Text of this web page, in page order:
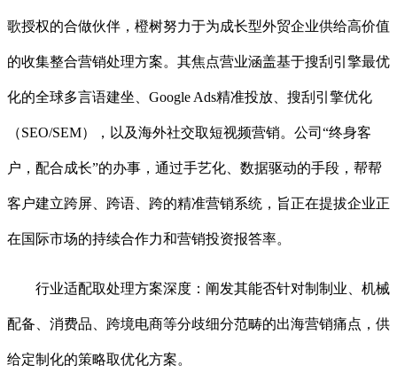
歌授权的合做伙伴，橙树努力于为成长型外贸企业供给高价值
的收集整合营销处理方案。其焦点营业涵盖基于搜刮引擎最优
化的全球多言语建坐、Google Ads精准投放、搜刮引擎优化
（SEO/SEM），以及海外社交取短视频营销。公司“终身客
户，配合成长”的办事，通过手艺化、数据驱动的手段，帮帮
客户建立跨屏、跨语、跨的精准营销系统，旨正在提拔企业正
在国际市场的持续合作力和营销投资报答率。
行业适配取处理方案深度：阐发其能否针对制制业、机械
配备、消费品、跨境电商等分歧细分范畴的出海营销痛点，供
给定制化的策略取优化方案。